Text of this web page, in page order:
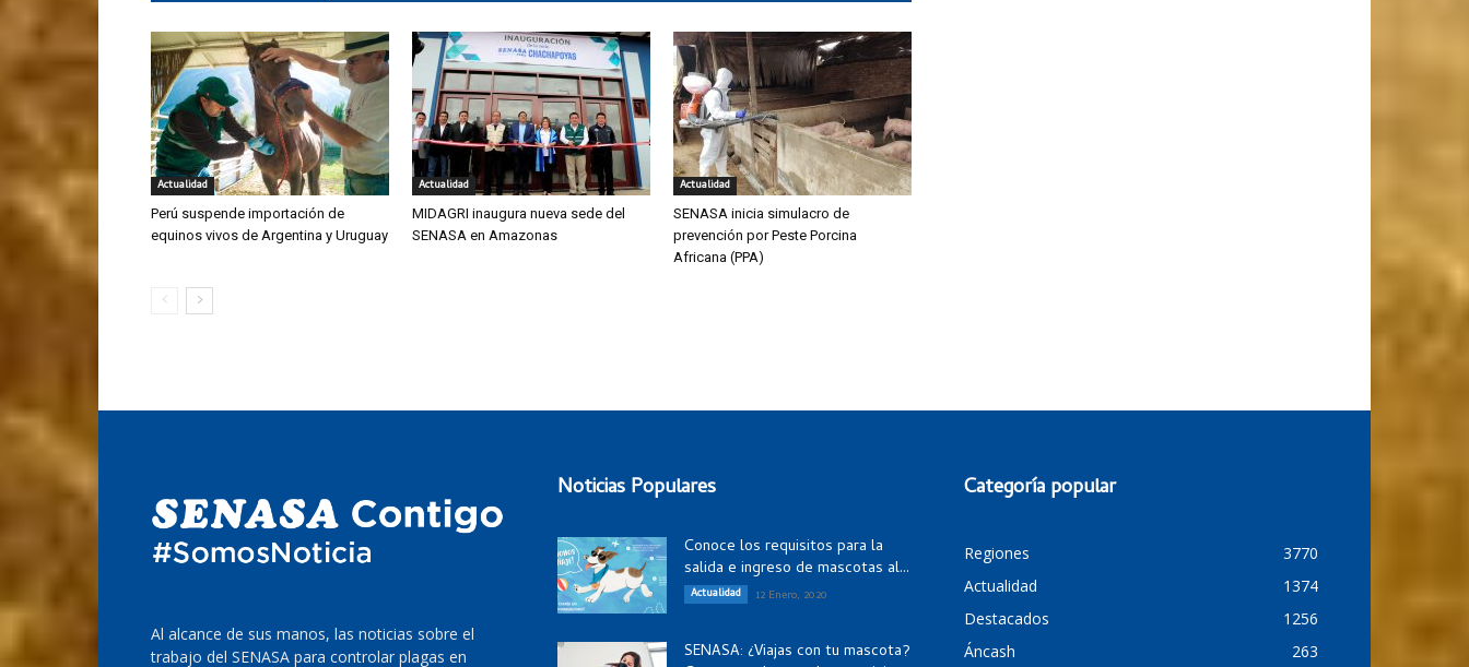
Actualidad
Perú suspende importación de
equinos vivos de Argentina y Uruguay
Actualidad
MIDAGRI inaugura nueva sede del
SENASA en Amazonas
Actualidad
SENASA inicia simulacro de
prevención por Peste Porcina
Africana (PPA)
Al alcance de sus manos, las noticias sobre el
trabajo del SENASA para controlar plagas en
Noticias Populares
Conoce los requisitos para la
salida e ingreso de mascotas al...
Actualidad 12 Enero, 2020
SENASA: ¿Viajas con tu mascota?
Categoría popular
Regiones
3770
Actualidad
1374
Destacados
1256
Áncash
263